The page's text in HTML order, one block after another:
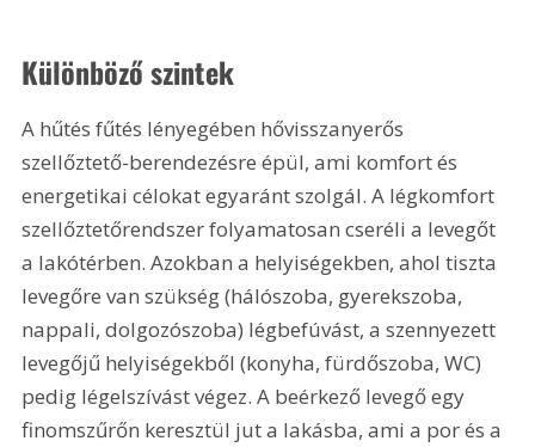
Különböző szintek
A hűtés fűtés lényegében hővisszanyerős
szellőztető-berendezésre épül, ami komfort és
energetikai célokat egyaránt szolgál. A légkomfort
szellőztetőrendszer folyamatosan cseréli a levegőt
a lakótérben. Azokban a helyiségekben, ahol tiszta
levegőre van szükség (hálószoba, gyerekszoba,
nappali, dolgozószoba) légbefúvást, a szennyezett
levegőjű helyiségekből (konyha, fürdőszoba, WC)
pedig légelszívást végez. A beérkező levegő egy
finomszűrőn keresztül jut a lakásba, ami a por és a